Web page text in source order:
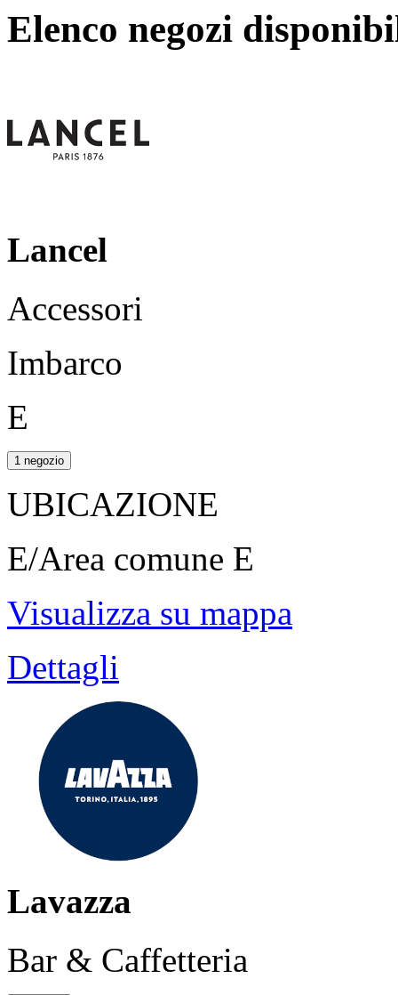
Elenco negozi
Lancel
Accessori
Imbarco
E
1 negozio
UBICAZIONE
E/Area comune E
Visualizza su mappa
Dettagli
Lavazza
Bar & Caffetteria